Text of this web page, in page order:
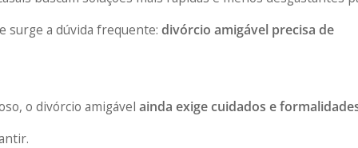
surge a dúvida frequente:divórcio amigável precisa de
o divórcio amigávelainda exige cuidados e